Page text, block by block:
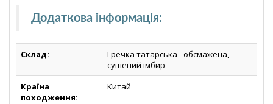
Додаткова інформація:
Склад:
Гречка татарська - обсмажена,
сушений імбир
Країна
походження:
Китай